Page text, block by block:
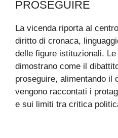
PROSEGUIRE
La vicenda riporta al
diritto di cronaca,
delle figure istituzionali.
dimostrano come il
proseguire, alimentando il
vengono raccontati i
e sui limiti tra critica